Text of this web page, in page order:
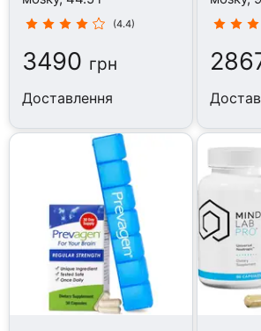
(4.4)
3490 грн
Доставлення